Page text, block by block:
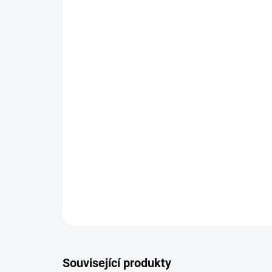
Související produkty